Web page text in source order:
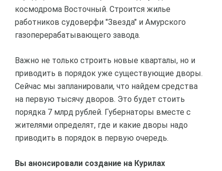
космодрома Восточный. Строится жилье
работников судоверфи "Звезда" и Амурского
газоперерабатывающего завода.
Важно не только строить новые кварталы, но и
приводить в порядок уже существующие дворы.
Сейчас мы запланировали, что найдем средства
на первую тысячу дворов. Это будет стоить
порядка 7 млрд рублей. Губернаторы вместе с
жителями определят, где и какие дворы надо
приводить в порядок в первую очередь.
Вы анонсировали создание на Курилах